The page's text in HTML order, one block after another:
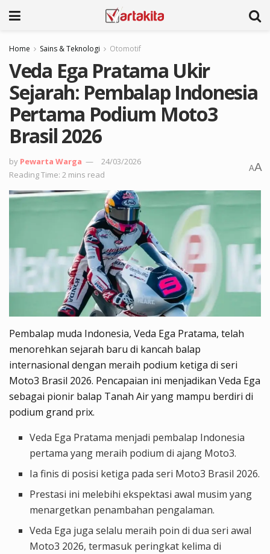
Home Sains & Teknologi Otomotif
Veda Ega Pratama Ukir
Sejarah: Pembalap Indonesia
Pertama Podium Moto3
Brasil 2026
by Pewarta Warga
24/03/2026
Reading Time: 2 mins read
AA
Pembalap muda Indonesia, Veda Ega Pratama, telah
menorehkan sejarah baru di kancah balap
internasional dengan meraih podium ketiga di seri
Moto3 Brasil 2026. Pencapaian ini menjadikan Veda Ega
sebagai pionir balap Tanah Air yang mampu berdiri di
podium grand prix.
Veda Ega Pratama menjadi pembalap Indonesia
pertama yang meraih podium di ajang Moto3.
Ia finis di posisi ketiga pada seri Moto3 Brasil 2026.
Prestasi ini melebihi ekspektasi awal musim yang
menargetkan penambahan pengalaman.
Veda Ega juga selalu meraih poin di dua seri awal
Moto3 2026, termasuk peringkat kelima di